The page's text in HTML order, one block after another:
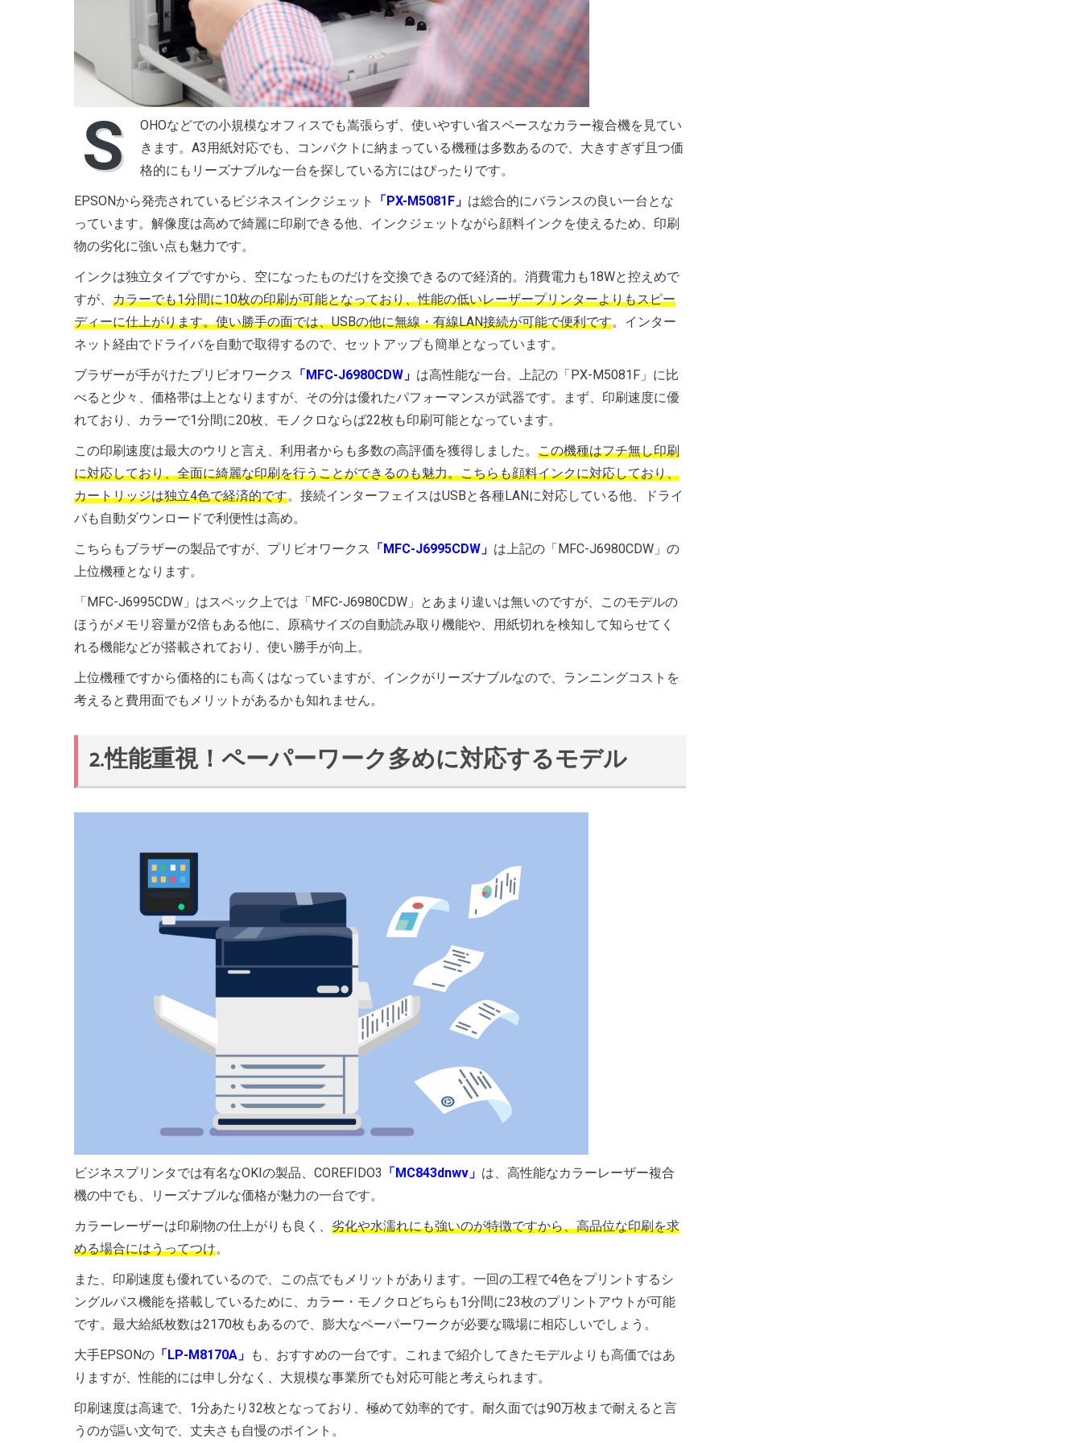
S
OHOなどでの小規模なオフィスでも嵩張らず、使いやすい省スペースなカラー複合機を見てい
きます。A3用紙対応でも、コンパクトに納まっている機種は多数あるので、大きすぎず且つ価
格的にもリーズナブルな一台を探している方にはぴったりです。
EPSONから発売されているビジネスインクジェット
「PX-M5081F」 は総合的にバランスの良い一台とな
っています。解像度は高めで綺麗に印刷できる他、インクジェットながら顔料インクを使えるため、印刷
物の劣化に強い点も魅力です。
インクは独立タイプですから、空になったものだけを交換できるので経済的。消費電力も18Wと控えめで
すが、 カラーでも1分間に10枚の印刷が可能となっており、性能の低いレーザープリンターよりもスピー
ディーに仕上がります。使い勝手の面では、USBの他に無線・有線LAN接続が可能で便利です。インター
ネット経由でドライバを自動で取得するので、セットアップも簡単となっています。
ブラザーが手がけたプリビオワークス 「MFC-J6980CDW」 は高性能な一台。上記の「PX-M5081F」に比
べると少々、価格帯は上となりますが、その分は優れたパフォーマンスが武器です。まず、印刷速度に優
れており、カラーで1分間に20枚、モノクロならば22枚も印刷可能となっています。
この印刷速度は最大のウリと言え、利用者からも多数の高評価を獲得しました。 この機種はフチ無し印刷
に対応しており、全面に綺麗な印刷を行うことができるのも魅力。こちらも顔料インクに対応しており、
カートリッジは独立4色で経済的です。接続インターフェイスはUSBと各種LANに対応している他、ドライ
バも自動ダウンロードで利便性は高め。
こちらもブラザーの製品ですが、プリビオワークス 「MFC-J6995CDW」 は上記の「MFC-J6980CDW」の
上位機種となります。
「MFC-J6995CDW」はスペック上では「MFC-J6980CDW」とあまり違いは無いのですが、このモデルの
ほうがメモリ容量が2倍もある他に、原稿サイズの自動読み取り機能や、用紙切れを検知して知らせてく
れる機能などが搭載されており、使い勝手が向上。
上位機種ですから価格的にも高くはなっていますが、インクがリーズナブルなので、ランニングコストを
考えると費用面でもメリットがあるかも知れません。
2.性能重視！ペーパーワーク多めに対応するモデル
ビジネスプリンタでは有名なOKIの製品、COREFIDO3 「MC843dnwv」 は、高性能なカラーレーザー複合
機の中でも、リーズナブルな価格が魅力の一台です。
カラーレーザーは印刷物の仕上がりも良く、 劣化や水濡れにも強いのが特徴ですから、高品位な印刷を求
める場合にはうってつけ。
また、印刷速度も優れているので、この点でもメリットがあります。一回の工程で4色をプリントするシ
ングルパス機能を搭載しているために、カラー・モノクロどちらも1分間に23枚のプリントアウトが可能
です。最大給紙枚数は2170枚もあるので、膨大なペーパーワークが必要な職場に相応しいでしょう。
大手EPSONの 「LP-M8170A」 も、おすすめの一台です。これまで紹介してきたモデルよりも高価ではあ
りますが、性能的には申し分なく、大規模な事業所でも対応可能と考えられます。
印刷速度は高速で、1分あたり32枚となっており、極めて効率的です。耐久面では90万枚まで耐えると言
うのが謳い文句で、丈夫さも自慢のポイント。